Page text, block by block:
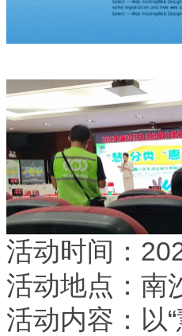
活动时间：
活动地点：南
活动内容：以